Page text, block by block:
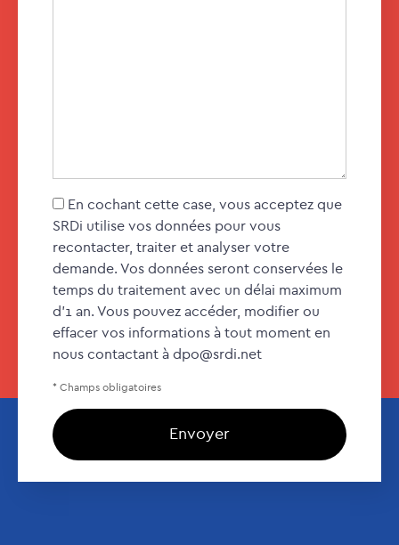
En cochant cette case, vous acceptez que
SRDi utilise vos données pour vous
recontacter, traiter et analyser votre
demande. Vos données seront conservées le
temps du traitement avec un délai maximum
d’1 an. Vous pouvez accéder, modifier ou
effacer vos informations à tout moment en
nous contactant à dpo@srdi.net
* Champs obligatoires